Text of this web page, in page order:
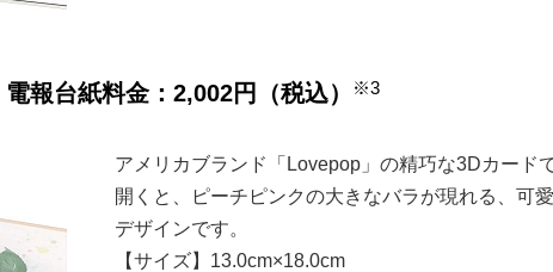
報台紙料金：2,002円（税込） ※3
アメリカブランド「Lovepop」の精巧な3Dカード
開くと、ピーチピンクの大きなバラが現れる、可
デザインです。
【サイズ】13.0cm×18.0cm